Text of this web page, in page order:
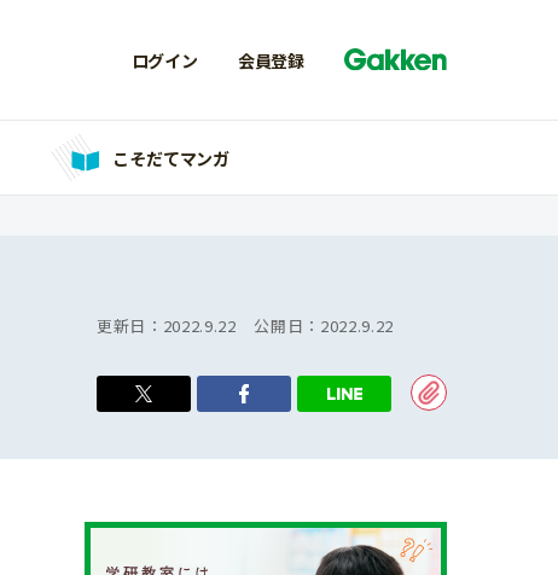
ログイン 会員登録
こそだてマンガ
更新日： 2022.9.22 公開日： 2022.9.22